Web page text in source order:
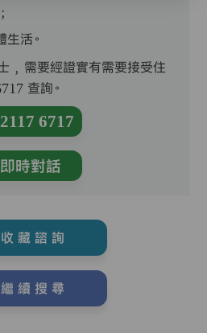
活。
﹐需要經證實有需要接受住
查詢。
2117 6717
即時對話
收藏諮詢
繼續搜尋